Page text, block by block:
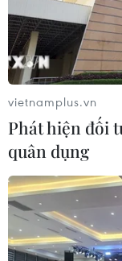
Cựu Đại sứ
tác mới cho
Australia
07/08/2026 05:00
Hãng hàng
Hàn Quốc nối lại
Incheon-TP Hồ
07/08/2026 04:28
vietnamplus.vn
Phát hiện đối
quân dụng